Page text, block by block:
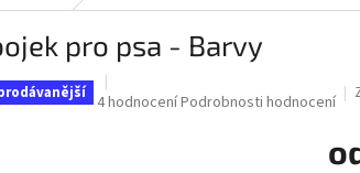
pro psa - Barvy
Průměrné
4 hodnoceníPodrobnosti hodnocení